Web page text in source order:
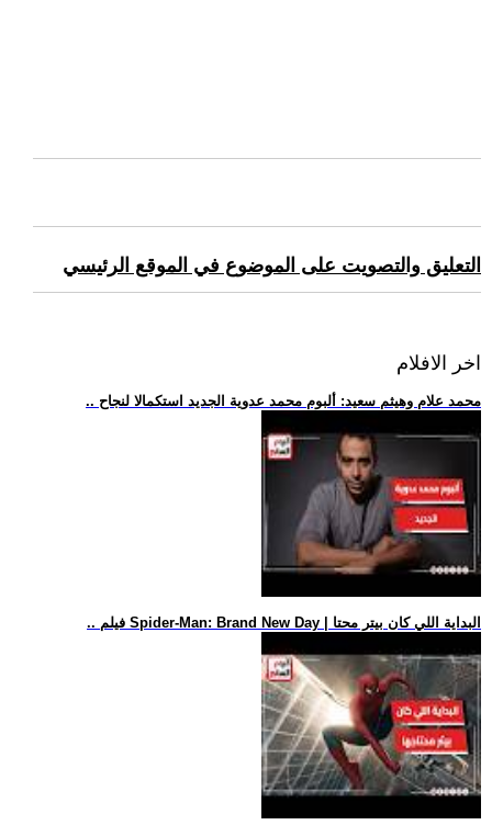
التعليق والتصويت على الموضوع في الموقع الرئيسي
اخر الافلام
.. محمد علام وهيثم سعيد: ألبوم محمد عدوية الجديد استكمالا لنجاح
.. فيلم Spider-Man: Brand New Day | البداية اللي كان بيتر محتا